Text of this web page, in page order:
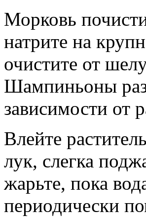
Морковь
натрите на
очистите от
Шампиньоны
зависимости от
Влейте
лук, слегка
жарьте, пока
периодически